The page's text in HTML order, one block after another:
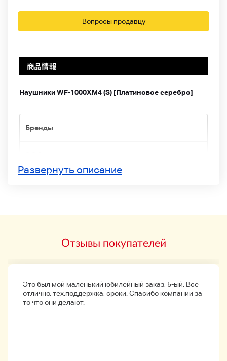
Вопросы продавцу
Наушники WF-1000XM4 (S) [Платиновое серебро]
Бренды
Материал/ткань
Развернуть описание
Отзывы покупателей
Это был мой маленький юбилейный заказ, 5-ый. Всё
отлично, тех.поддержка, сроки. Спасибо компании за
то что они делают.